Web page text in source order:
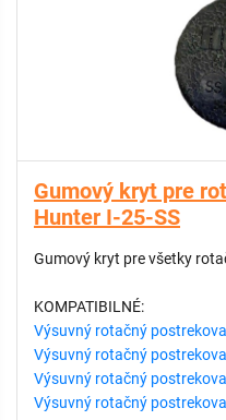
Gumový kryt pre
Hunter I-25-SS
Gumový kryt pre všetky
KOMPATIBILNÉ:
Výsuvný rotačný
Výsuvný rotačný
Výsuvný rotačný
Výsuvný rotačný